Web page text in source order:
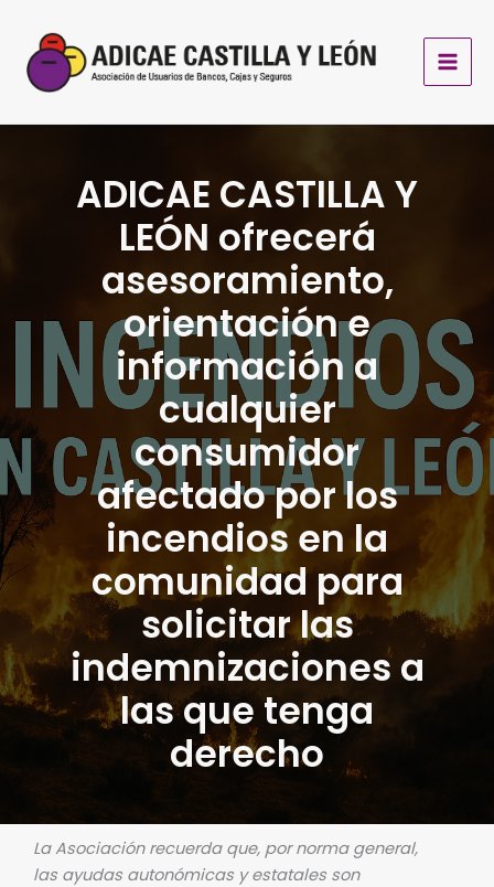
contenido
ADICAE CASTILLA Y
LEÓN ofrecerá
asesoramiento,
orientación e
información a
cualquier
consumidor
afectado por los
incendios en la
comunidad para
solicitar las
indemnizaciones a
las que tenga
derecho
La Asociación recuerda que, por norma general,
las ayudas autonómicas y estatales son